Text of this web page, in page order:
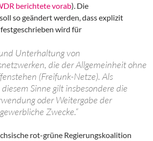
berichtete vorab). Die
soll so geändert werden, dass explizit
wird für
Unterhaltung von
die der Allgemeinheit ohne
(Freifunk-Netze). Als
Sinne gilt insbesondere die
oder Weitergabe der
Zwecke.“
rot-grüne Regierungskoalition